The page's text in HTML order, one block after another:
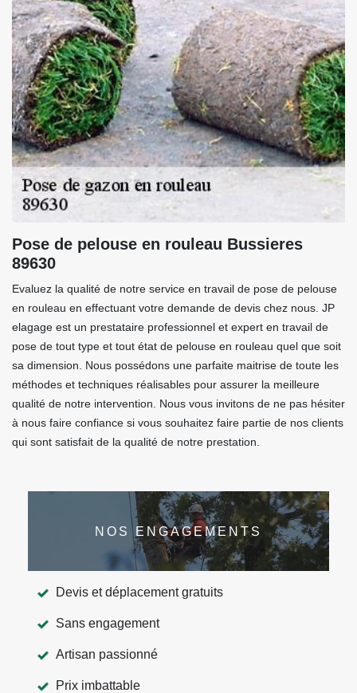
Pose de pelouse en rouleau Bussieres
89630
Evaluez la qualité de notre service en travail de pose de pelouse
en rouleau en effectuant votre demande de devis chez nous. JP
elagage est un prestataire professionnel et expert en travail de
pose de tout type et tout état de pelouse en rouleau quel que soit
sa dimension. Nous possédons une parfaite maitrise de toute les
méthodes et techniques réalisables pour assurer la meilleure
qualité de notre intervention. Nous vous invitons de ne pas hésiter
à nous faire confiance si vous souhaitez faire partie de nos clients
qui sont satisfait de la qualité de notre prestation.
NOS ENGAGEMENTS
Devis et déplacement gratuits
Sans engagement
Artisan passionné
Prix imbattable